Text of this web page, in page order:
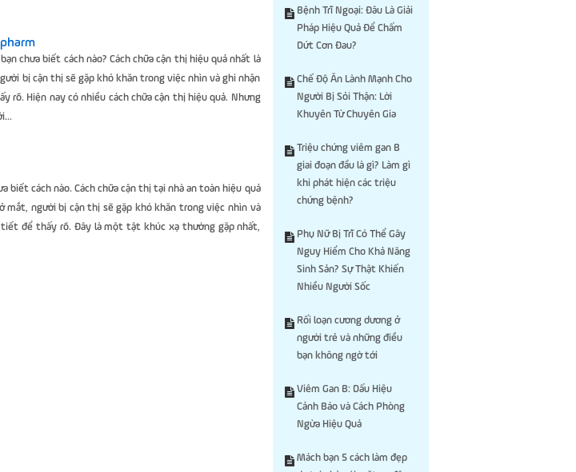
chưa biết cách nào? Cách chữa cận thị hiệu quả nhất là
bị cận thị sẽ gặp khó khăn trong việc nhìn và ghi nhận
rõ. Hiện nay có nhiều cách chữa cận thị hiệu quả. Nhưng
biết cách nào. Cách chữa cận thị tại nhà an toàn hiệu quả
mắt, người bị cận thị sẽ gặp khó khăn trong việc nhìn và
để thấy rõ. Đây là một tật khúc xạ thường gặp nhất,
Bệnh Trĩ Ngoại: Đâu Là Giải
Pháp Hiệu Quả Để Chấm
Dứt Cơn Đau?
Chế Độ Ăn Lành Mạnh Cho
Người Bị Sỏi Thận: Lời
Khuyên Từ Chuyên Gia
Triệu chứng viêm gan B
giai đoạn đầu là gì? Làm gì
khi phát hiện các triệu
chứng bệnh?
Phụ Nữ Bị Trĩ Có Thể Gây
Nguy Hiểm Cho Khả Năng
Sinh Sản? Sự Thật Khiến
Nhiều Người Sốc
Rối loạn cương dương ở
người trẻ và những điều
bạn không ngờ tới
Viêm Gan B: Dấu Hiệu
Cảnh Báo và Cách Phòng
Ngừa Hiệu Quả
Mách bạn 5 cách làm đẹp